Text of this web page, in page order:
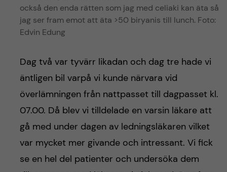
också den enda rätten som jag med celiaki kan äta så
jag ser fram emot att äta >50 biryanis till lunch. Foto:
Edvin Edung
Dag två var tyvärr likadan och dag tre hade vi
äntligen bil varpå vi kunde närvara vid
överlämningen från nattpasset till dagpasset kl.
07.00. Då blev vi tilldelade en varsin läkare att
gå med under dagen av ledningsläkaren vilket
var mycket mer givande och intressant. Vi fick
se en hel del patienter och undersöka dem